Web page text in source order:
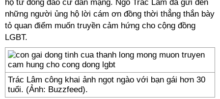
hộ từ đông đảo cư dân mạng. Ngô Trác Lâm đã gửi đến
những người ủng hộ lời cám ơn đồng thời thẳng thắn bày
tỏ quan điểm muốn truyền cảm hứng cho cộng đồng
LGBT.
Trác Lâm công khai ảnh ngọt ngào với bạn gái hơn 30
tuổi. (Ảnh: Buzzfeed).